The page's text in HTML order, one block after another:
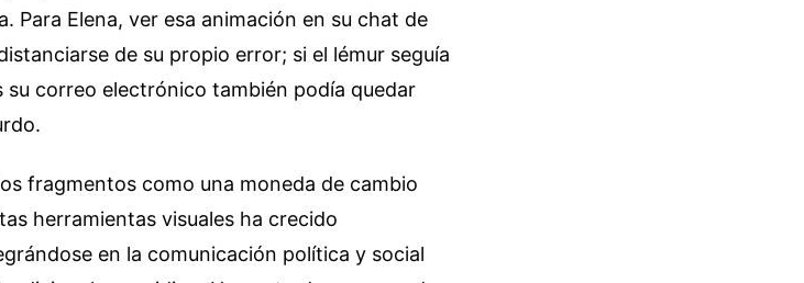
Para Elena, ver esa animación en su chat de
de su propio error; si el lémur seguía
correo electrónico también podía quedar
fragmentos como una moneda de cambio
herramientas visuales ha crecido
en la comunicación política y social